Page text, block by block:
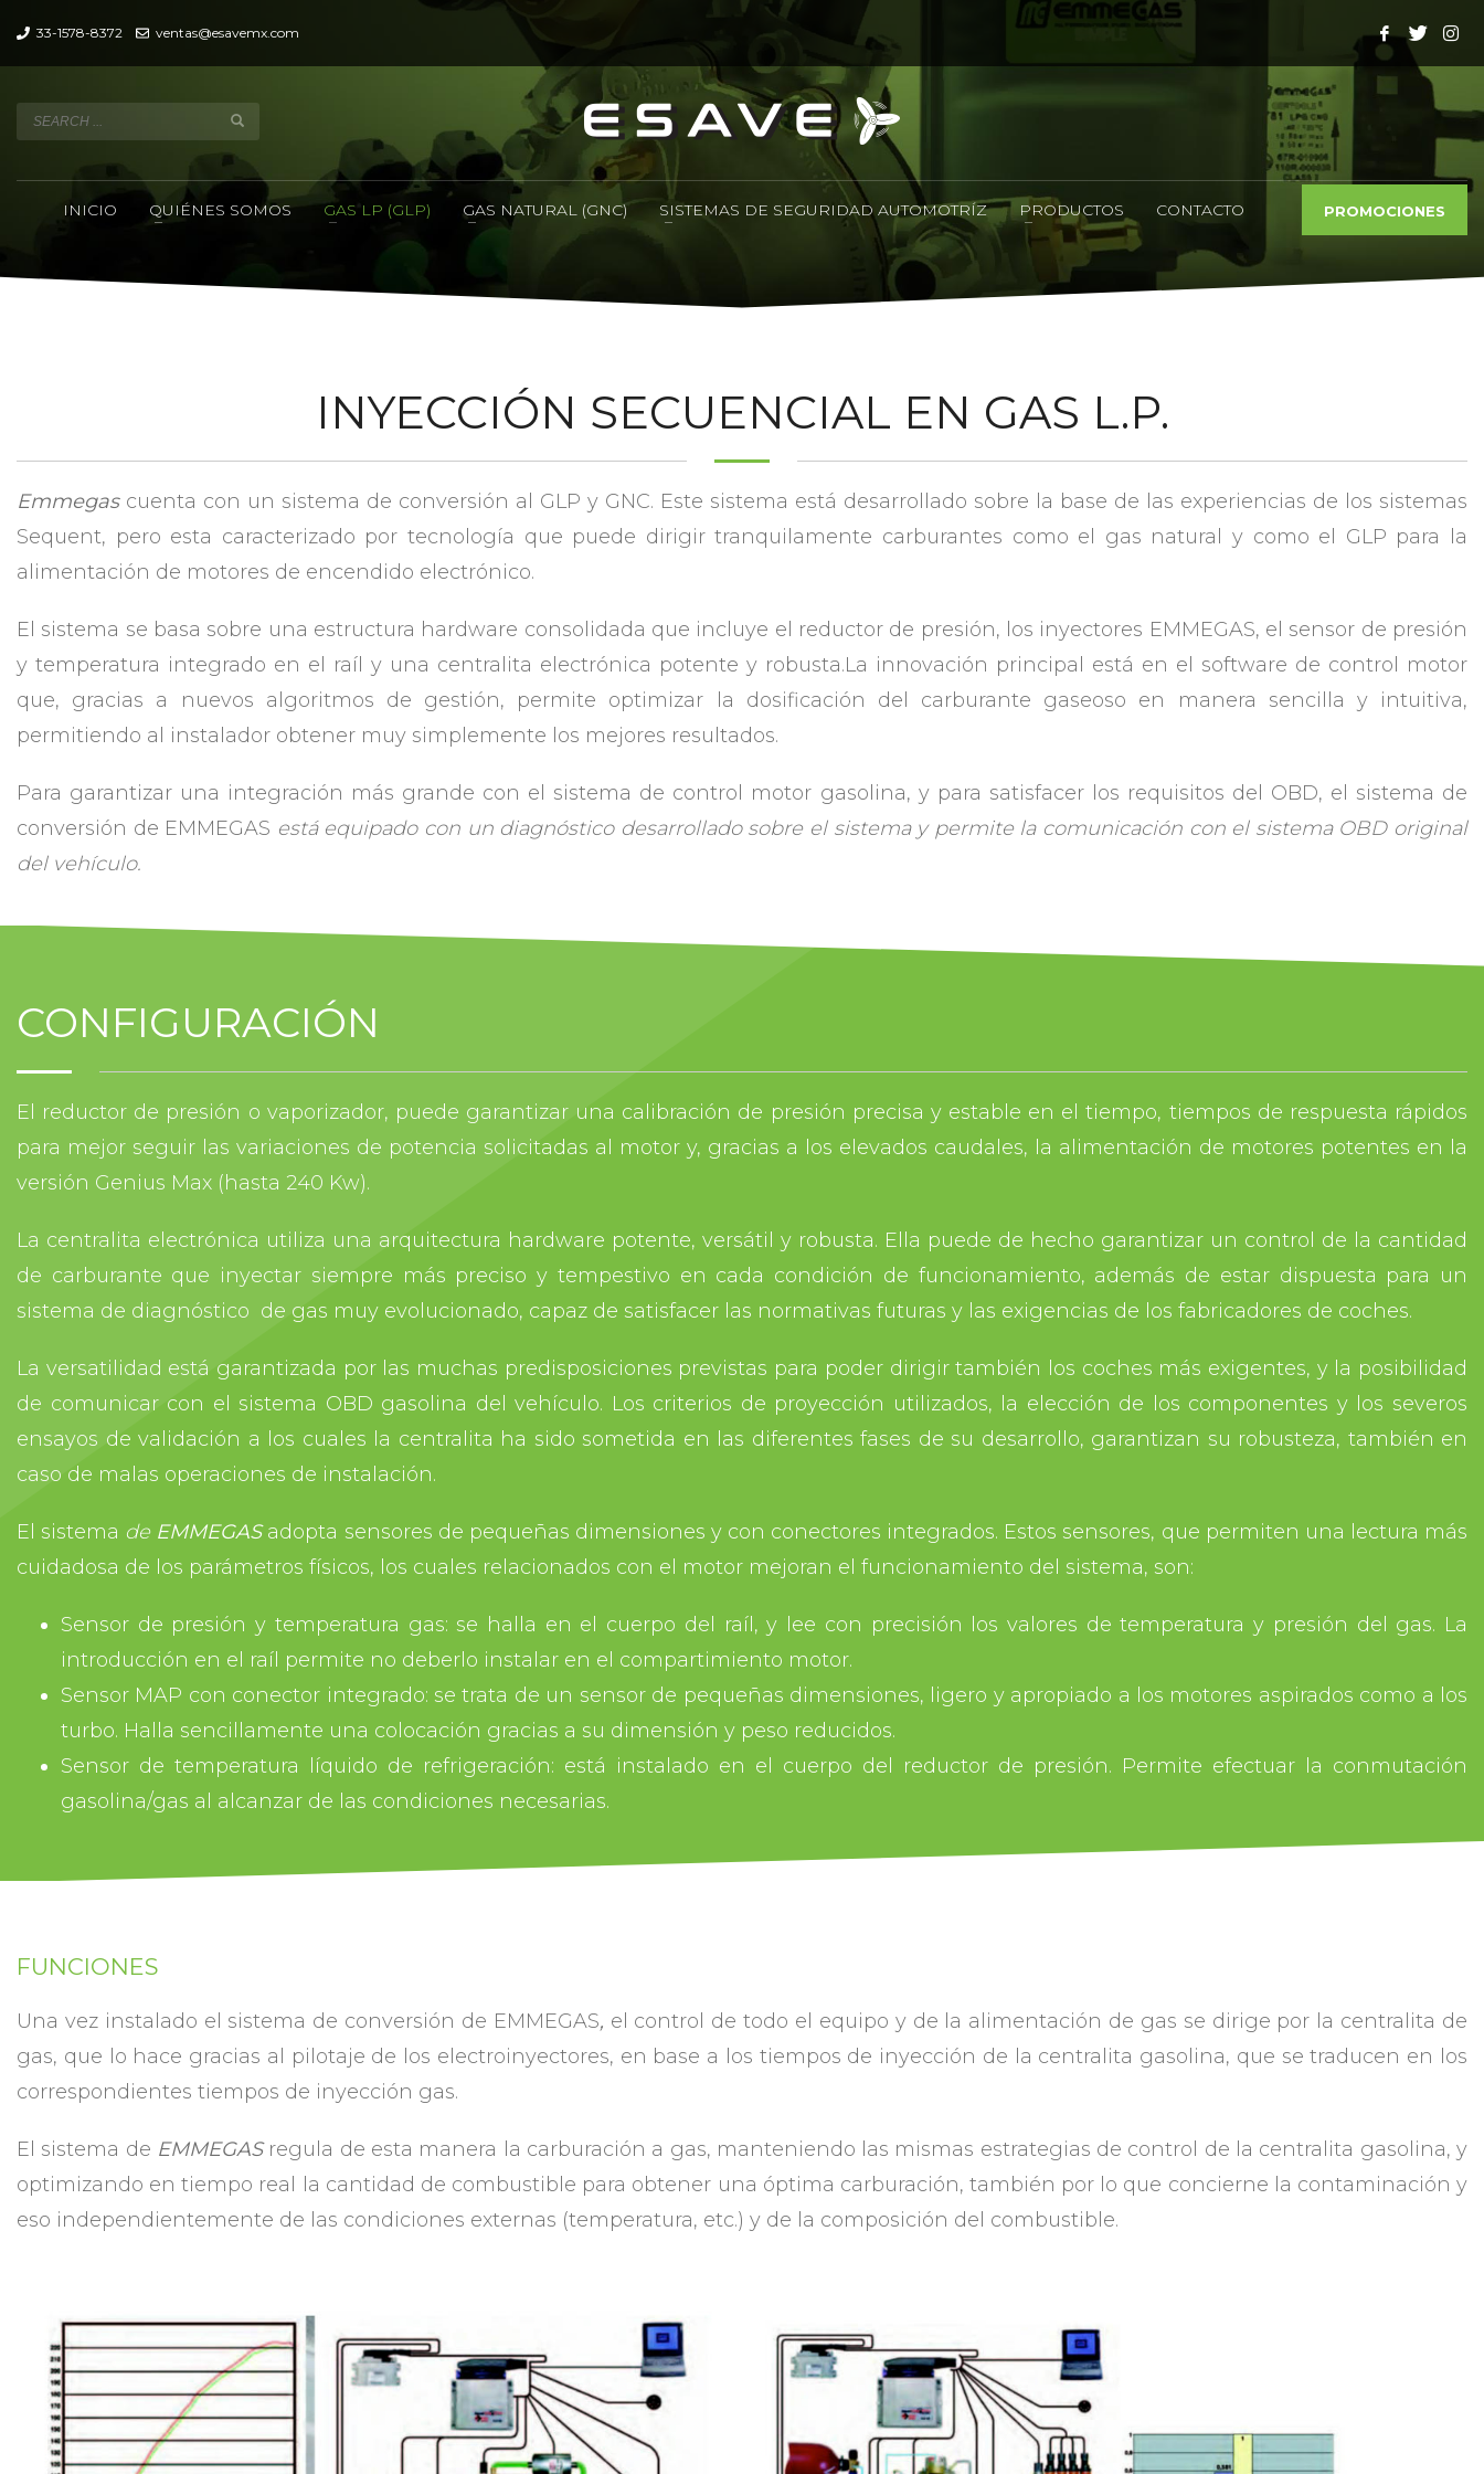
33-1578-8372 ventas@esavemx.com
INICIO QUIÉNES SOMOS GAS LP (GLP) GAS NATURAL (GNC) SISTEMAS DE SEGURIDAD AUTOMOTRÍZ PRODUCTOS CONTACTO PROMOCIONES
INYECCIÓN SECUENCIAL EN GAS L.P.
Emmegas cuenta con un sistema de conversión al GLP y GNC. Este sistema está desarrollado sobre la base de las experiencias de los sistemas
Sequent, pero esta caracterizado por tecnología que puede dirigir tranquilamente carburantes como el gas natural y como el GLP para la
alimentación de motores de encendido electrónico.
El sistema se basa sobre una estructura hardware consolidada que incluye el reductor de presión, los inyectores EMMEGAS, el sensor de presión
y temperatura integrado en el raíl y una centralita electrónica potente y robusta.La innovación principal está en el software de control motor
que, gracias a nuevos algoritmos de gestión, permite optimizar la dosificación del carburante gaseoso en manera sencilla y intuitiva,
permitiendo al instalador obtener muy simplemente los mejores resultados.
Para garantizar una integración más grande con el sistema de control motor gasolina, y para satisfacer los requisitos del OBD, el sistema de
conversión de EMMEGAS está equipado con un diagnóstico desarrollado sobre el sistema y permite la comunicación con el sistema OBD original
del vehículo.
CONFIGURACIÓN
El reductor de presión o vaporizador, puede garantizar una calibración de presión precisa y estable en el tiempo, tiempos de respuesta rápidos
para mejor seguir las variaciones de potencia solicitadas al motor y, gracias a los elevados caudales, la alimentación de motores potentes en la
versión Genius Max (hasta 240 Kw).
La centralita electrónica utiliza una arquitectura hardware potente, versátil y robusta. Ella puede de hecho garantizar un control de la cantidad
de carburante que inyectar siempre más preciso y tempestivo en cada condición de funcionamiento, además de estar dispuesta para un
sistema de diagnóstico de gas muy evolucionado, capaz de satisfacer las normativas futuras y las exigencias de los fabricadores de coches.
La versatilidad está garantizada por las muchas predisposiciones previstas para poder dirigir también los coches más exigentes, y la posibilidad
de comunicar con el sistema OBD gasolina del vehículo. Los criterios de proyección utilizados, la elección de los componentes y los severos
ensayos de validación a los cuales la centralita ha sido sometida en las diferentes fases de su desarrollo, garantizan su robusteza, también en
caso de malas operaciones de instalación.
El sistema deEMMEGASadopta sensores de pequeñas dimensiones y con conectores integrados. Estos sensores, que permiten una lectura más
cuidadosa de los parámetros físicos, los cuales relacionados con el motor mejoran el funcionamiento del sistema, son:
Sensor de presión y temperatura gas: se halla en el cuerpo del raíl, y lee con precisión los valores de temperatura y presión del gas. La
introducción en el raíl permite no deberlo instalar en el compartimiento motor.
Sensor MAP con conector integrado: se trata de un sensor de pequeñas dimensiones, ligero y apropiado a los motores aspirados como a los
turbo. Halla sencillamente una colocación gracias a su dimensión y peso reducidos.
Sensor de temperatura líquido de refrigeración: está instalado en el cuerpo del reductor de presión. Permite efectuar la conmutación
gasolina/gas al alcanzar de las condiciones necesarias.
FUNCIONES
Una vez instalado el sistema de conversión de EMMEGAS, el control de todo el equipo y de la alimentación de gas se dirige por la centralita de
gas, que lo hace gracias al pilotaje de los electroinyectores, en base a los tiempos de inyección de la centralita gasolina, que se traducen en los
correspondientes tiempos de inyección gas.
El sistema de EMMEGAS regula de esta manera la carburación a gas, manteniendo las mismas estrategias de control de la centralita gasolina, y
optimizando en tiempo real la cantidad de combustible para obtener una óptima carburación, también por lo que concierne la contaminación y
eso independientemente de las condiciones externas (temperatura, etc.) y de la composición del combustible.